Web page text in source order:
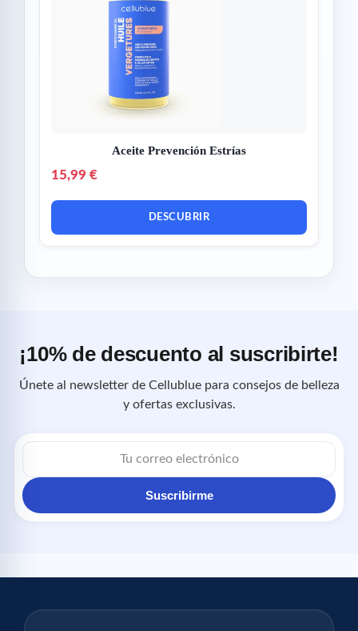
Aceite Prevención Estrías
15,99 €
DESCUBRIR
¡10% de descuento al suscribirte!
Únete al newsletter de Cellublue para consejos de belleza
y ofertas exclusivas.
Correo
electrónico
Suscribirme